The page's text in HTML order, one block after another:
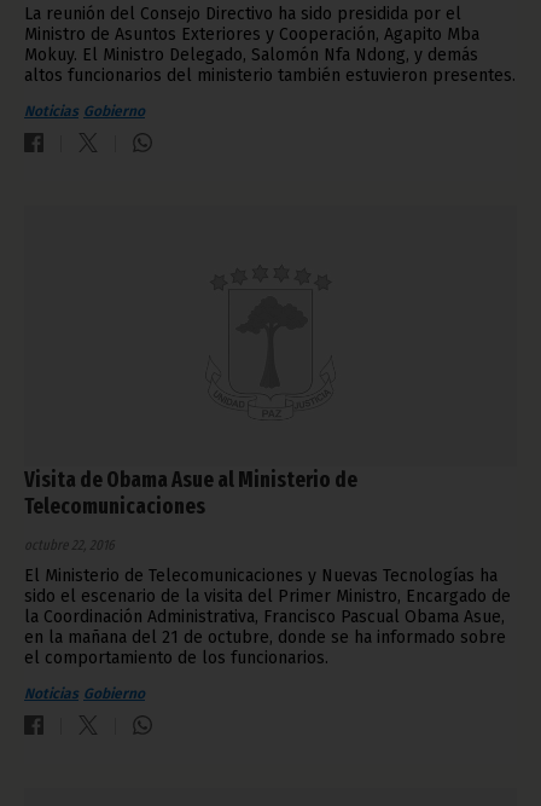
La reunión del Consejo Directivo ha sido presidida por el
Ministro de Asuntos Exteriores y Cooperación, Agapito Mba
Mokuy. El Ministro Delegado, Salomón Nfa Ndong, y demás
altos funcionarios del ministerio también estuvieron presentes.
Noticias Gobierno
Visita de Obama Asue al Ministerio de
Telecomunicaciones
octubre 22, 2016
El Ministerio de Telecomunicaciones y Nuevas Tecnologías ha
sido el escenario de la visita del Primer Ministro, Encargado de
la Coordinación Administrativa, Francisco Pascual Obama Asue,
en la mañana del 21 de octubre, donde se ha informado sobre
el comportamiento de los funcionarios.
Noticias Gobierno